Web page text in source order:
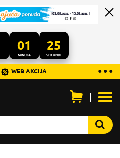
01
MINUTA
24
SEKUNDI
...
● ● ●
WEB AKCIJA